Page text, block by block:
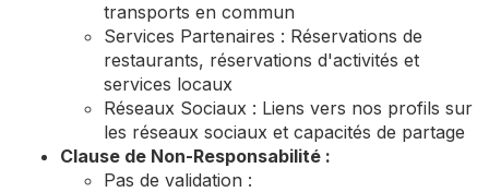
transports en commun
Services Partenaires : Réservations de
restaurants, réservations d'activités et
services locaux
Réseaux Sociaux : Liens vers nos profils sur
les réseaux sociaux et capacités de partage
Clause de Non-Responsabilité :
Pas de validation :